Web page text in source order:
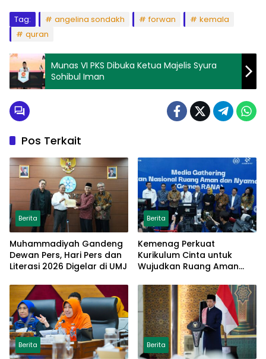
Tag: angelina sondakh forwan
kemala
quran
Munas VI PKS Dibuka Ketua Majelis Syura
Sohibul Iman
Pos Terkait
Berita
Muhammadiyah Gandeng
Dewan Pers, Hari Pers dan
Literasi 2026 Digelar di UMJ
Berita
Kemenag Perkuat
Kurikulum Cinta untuk
Wujudkan Ruang Aman
Berita Berita